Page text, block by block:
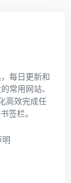
每日更新和
常用网站、
高效完成任
签栏。
明